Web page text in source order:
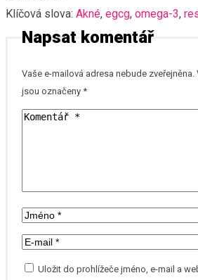
Klíčová slova: Akné, egcg, omega-3,
Napsat komentář
Vaše e-mailová adresa nebude zveřejněna.
jsou označeny *
Uložit do prohlížeče jméno, e-mail a